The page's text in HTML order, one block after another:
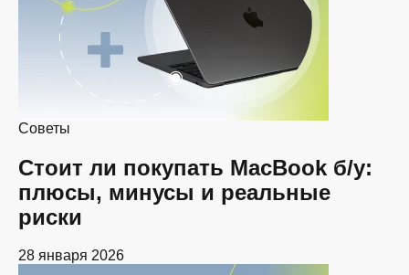
Советы
Стоит ли покупать MacBook б/у:
плюсы, минусы и реальные
риски
28 января 2026